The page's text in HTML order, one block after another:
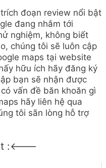
đoạn review nổi bật
đang nhắm tới
nghiệm, không biết
chúng tôi sẽ luôn cập
maps tại website
hữu ích hãy đăng ký
bạn sẽ nhận được
vấn đề băn khoăn gì
hãy liên hệ qua
tôi sãn lòng hỗ trợ
:<---